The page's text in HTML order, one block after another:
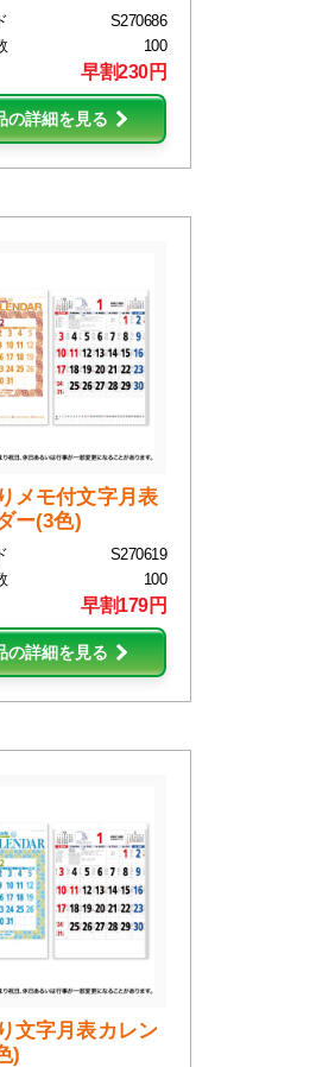
S270686
100
早割230円
の詳細を見る
メモ付文字月表
ー(3色)
S270619
100
早割179円
の詳細を見る
文字月表カレン
)